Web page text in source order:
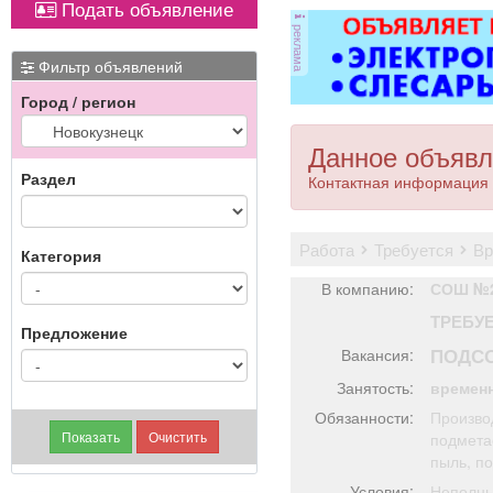
Вывоз мусора.
ковер»).
Подать объявление
Фильтр объявлений
Город / регион
Раздел
Категория
Предложение
реклама
Данное
Контактная информация
работа требуется
В компанию: СОШ
Вакансия:
Занятость:
Обязанности:
пыль,